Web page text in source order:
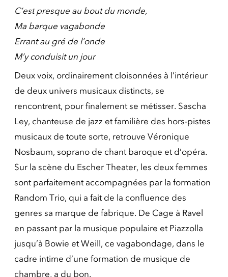
C’est presque au bout du monde,
Ma barque vagabonde
Errant au gré de l’onde
M’y conduisit un jour
Deux voix, ordinairement cloisonnées à l’intérieur
de deux univers musicaux distincts, se
rencontrent, pour finalement se métisser. Sascha
Ley, chanteuse de jazz et familière des hors-pistes
musicaux de toute sorte, retrouve Véronique
Nosbaum, soprano de chant baroque et d’opéra.
Sur la scène du Escher Theater, les deux femmes
sont parfaitement accompagnées par la formation
Random Trio, qui a fait de la confluence des
genres sa marque de fabrique. De Cage à Ravel
en passant par la musique populaire et Piazzolla
jusqu’à Bowie et Weill, ce vagabondage, dans le
cadre intime d’une formation de musique de
chambre, a du bon.